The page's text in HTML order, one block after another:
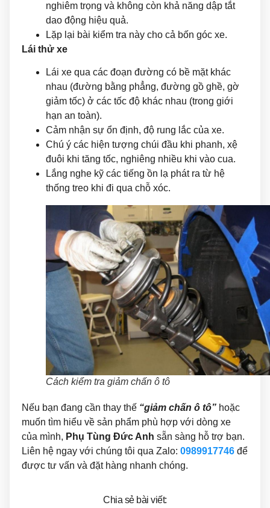
nghiêm trọng và không còn khả năng dập tắt
dao động hiệu quả.
Lặp lại bài kiểm tra này cho cả bốn góc xe.
Lái thử xe
Lái xe qua các đoạn đường có bề mặt khác
nhau (đường bằng phẳng, đường gồ ghề, gờ
giảm tốc) ở các tốc độ khác nhau (trong giới
hạn an toàn).
Cảm nhận sự ổn định, độ rung lắc của xe.
Chú ý các hiện tượng chúi đầu khi phanh, xệ
đuôi khi tăng tốc, nghiêng nhiều khi vào cua.
Lắng nghe kỹ các tiếng ồn lạ phát ra từ hệ
thống treo khi đi qua chỗ xóc.
Cách kiểm tra giảm chấn ô tô
Nếu bạn đang cần thay thế “giảm chấn ô tô” hoặc
muốn tìm hiểu về sản phẩm phù hợp với dòng xe
của mình, Phụ Tùng Đức Anh sẵn sàng hỗ trợ bạn.
Liên hệ ngay với chúng tôi qua Zalo: 0989917746 để
được tư vấn và đặt hàng nhanh chóng.
Chia sẻ bài viết: